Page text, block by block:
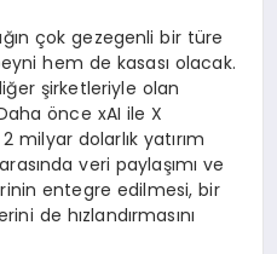
çok gezegenli bir türe
hem de kasası olacak.
şirketleriyle olan
önce xAI ile X
milyar dolarlık yatırım
veri paylaşımı ve
entegre edilmesi, bir
de hızlandırmasını